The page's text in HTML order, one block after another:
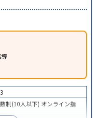
導
制(10人以下) オンライン指